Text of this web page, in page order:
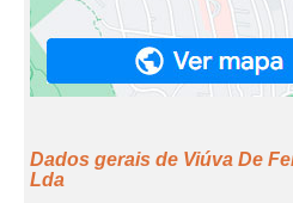
Dados gerais de Viúva De
Lda